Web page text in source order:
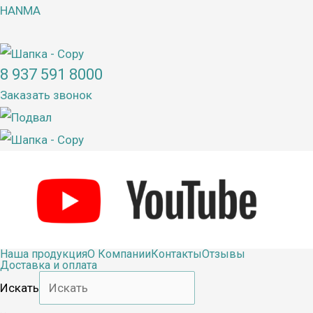
Перейти
содержимому
HANMA
8 937 591 8000
Заказать звонок
Наша продукцияО КомпанииКонтактыОтзывы
Доставка и оплата
Искать